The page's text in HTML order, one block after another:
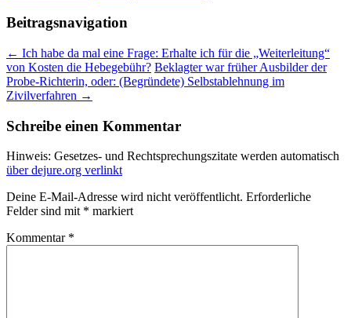
Beitragsnavigation
← Ich habe da mal eine Frage: Erhalte ich für die „Weiterleitung“
von Kosten die Hebegebühr? Beklagter war früher Ausbilder der
Probe-Richterin, oder: (Begründete) Selbstablehnung im
Zivilverfahren →
Schreibe einen Kommentar
Hinweis: Gesetzes- und Rechtsprechungszitate werden automatisch
über dejure.org verlinkt
Deine E-Mail-Adresse wird nicht veröffentlicht. Erforderliche
Felder sind mit * markiert
Kommentar *